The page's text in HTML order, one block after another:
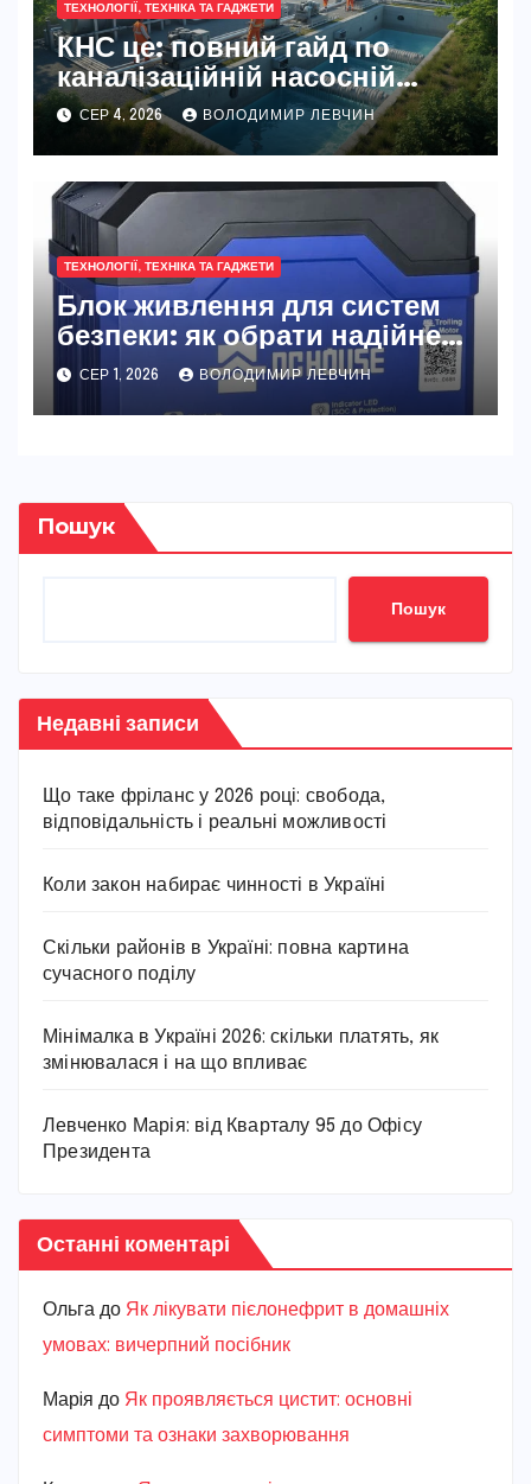
ТЕХНОЛОГІЇ, ТЕХНІКА ТА ГАДЖЕТИ
КНС це: повний гайд по
каналізаційній насосній
станції
СЕР 4, 2026 ВОЛОДИМИР ЛЕВЧИН
ТЕХНОЛОГІЇ, ТЕХНІКА ТА ГАДЖЕТИ
Блок живлення для систем
безпеки: як обрати надійне
джерело живлення
СЕР 1, 2026 ВОЛОДИМИР ЛЕВЧИН
Пошук
Пошук
Недавні записи
Що таке фріланс у 2026 році: свобода,
відповідальність і реальні можливості
Коли закон набирає чинності в Україні
Скільки районів в Україні: повна картина
сучасного поділу
Мінімалка в Україні 2026: скільки платять, як
змінювалася і на що впливає
Левченко Марія: від Кварталу 95 до Офісу
Президента
Останні коментарі
Ольга до Як лікувати пієлонефрит в домашніх
умовах: вичерпний посібник
Марiя до Як проявляється цистит: основні
симптоми та ознаки захворювання